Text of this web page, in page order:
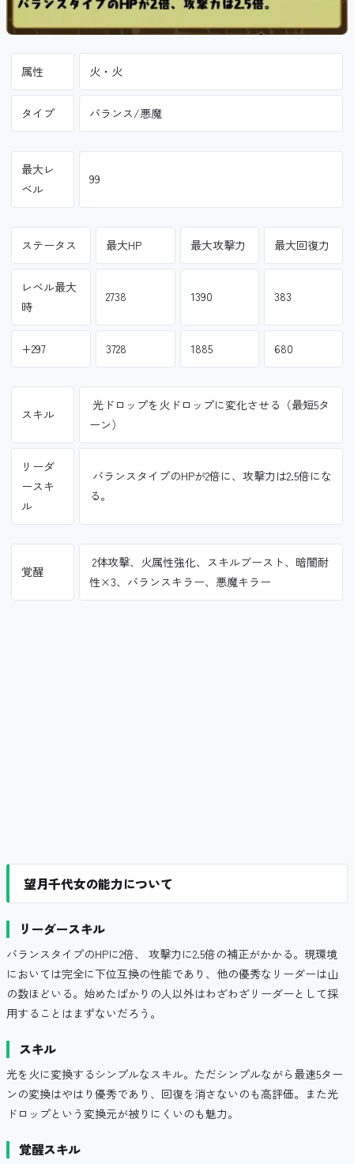
属性 火・火
タイプ バランス/悪魔
最大レ
ベル
99
ステータス 最大HP 最大攻撃力 最大回復力
レベル最大
時
2738 1390 383
+297 3728 1885 680
スキル
光ドロップを火ドロップに変化させる（最短5タ
ーン）
リーダ
ースキ
ル
バランスタイプのHPが2倍に、攻撃力は2.5倍にな
る。
覚醒
2体攻撃、火属性強化、スキルブースト、暗闇耐
性×3、バランスキラー、悪魔キラー
望月千代女の能力について
リーダースキル
バランスタイプのHPに2倍、 攻撃力に2.5倍の補正がかかる。現環境
においては完全に下位互換の性能であり、他の優秀なリーダーは山
の数ほどいる。始めたばかりの人以外はわざわざリーダーとして採
用することはまずないだろう。
スキル
光を火に変換するシンプルなスキル。ただシンプルながら最速5ター
ンの変換はやはり優秀であり、回復を消さないのも高評価。また光
ドロップという変換元が被りにくいのも魅力。
覚醒スキル